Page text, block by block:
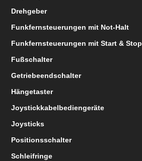
Drehgeber
Funkfernsteuerungen mit Not-Halt
Funkfernsteuerungen mit Start & Stop
Fußschalter
Getriebeendschalter
Hängetaster
Joystickkabelbediengeräte
Joysticks
Positionsschalter
Schleifringe